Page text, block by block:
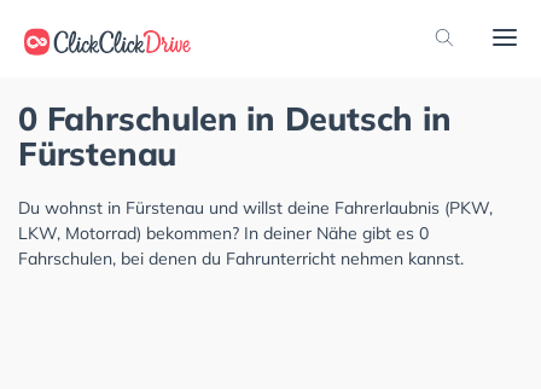
0 Fahrschulen in Deutsch in
Fürstenau
Du wohnst in Fürstenau und willst deine Fahrerlaubnis (PKW,
LKW, Motorrad) bekommen? In deiner Nähe gibt es 0
Fahrschulen, bei denen du Fahrunterricht nehmen kannst.